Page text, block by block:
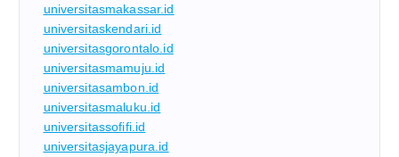
universitasmakassar.id
universitaskendari.id
universitasgorontalo.id
universitasmamuju.id
universitasambon.id
universitasmaluku.id
universitassofifi.id
universitasjayapura.id